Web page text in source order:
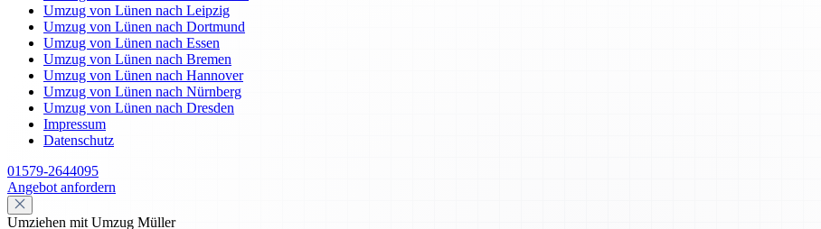
Umzug von Lünen nach Leipzig
Umzug von Lünen nach Dortmund
Umzug von Lünen nach Essen
Umzug von Lünen nach Bremen
Umzug von Lünen nach Hannover
Umzug von Lünen nach Nürnberg
Umzug von Lünen nach Dresden
Impressum
Datenschutz
01579-2644095
Angebot anfordern
Umziehen mit Umzug Müller